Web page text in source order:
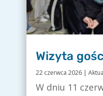
Wizyta
22 czerwca 2026|
W dniu 11